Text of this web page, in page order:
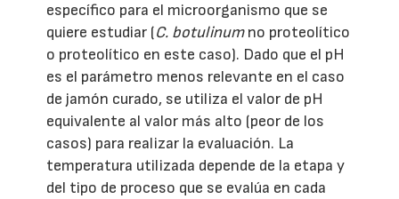
específico para el microorganismo que se
quiere estudiar (C. botulinumno proteolítico
o proteolítico en este caso). Dado que el pH
es el parámetro menos relevante en el caso
de jamón curado, se utiliza el valor de pH
equivalente al valor más alto (peor de los
casos) para realizar la evaluación. La
temperatura utilizada depende de la etapa y
del tipo de proceso que se evalúa en cada